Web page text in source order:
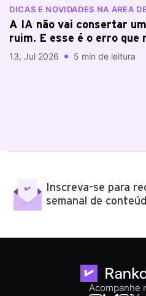
DICAS E NOVIDADES NA ÁREA
A IA não vai consertar
ruim. E esse é o erro que
cometem
13, Jul 2026 5 min de leitura
Inscreva-se para
semanal de
Acompanhe